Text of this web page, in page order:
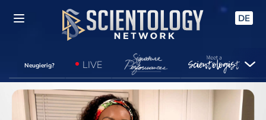
DE
Neugierig? LIVE